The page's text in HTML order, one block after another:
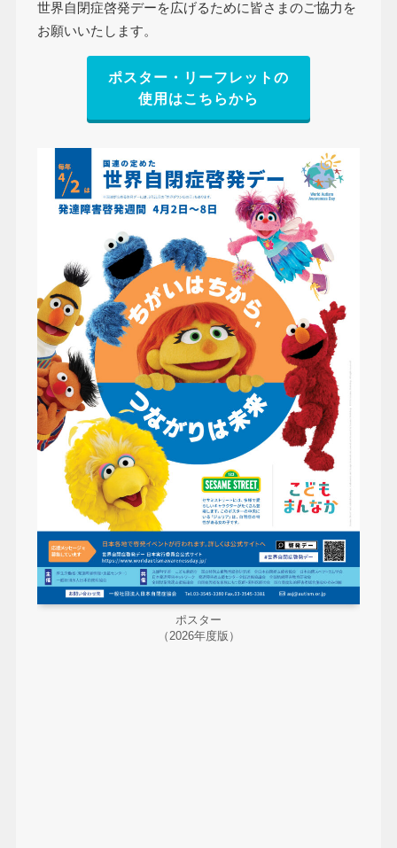
世界自閉症啓発デーを広げるために皆さまのご協力を
お願いいたします。
ポスター・リーフレットの
使用はこちらから
ポスター
（2026年度版）